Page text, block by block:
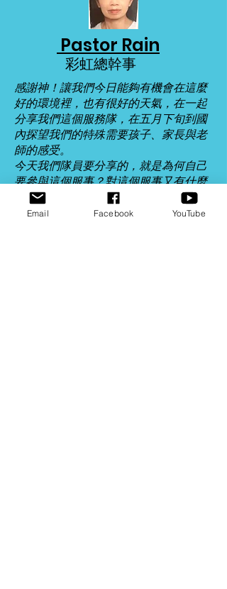
Pastor Rain
彩虹總幹事
感謝神！讓我們今日能夠有機會在這麼
好的環境裡，也有很好的天氣，在一起
分享我們這個服務隊，在五月下旬到國
內探望我們的特殊需要孩子、家長與老
師的感受。
今天我們隊員要分享的，就是為何自己
要參與這個服事？對這個服事又有什麼
期許呢？
Email Facebook YouTube